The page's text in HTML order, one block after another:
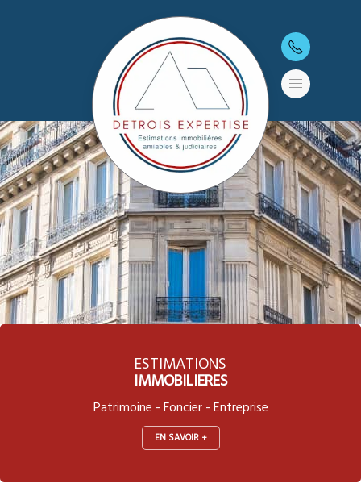
ESTIMATIONS
IMMOBILIERES
Patrimoine - Foncier - Entreprise
EN SAVOIR +